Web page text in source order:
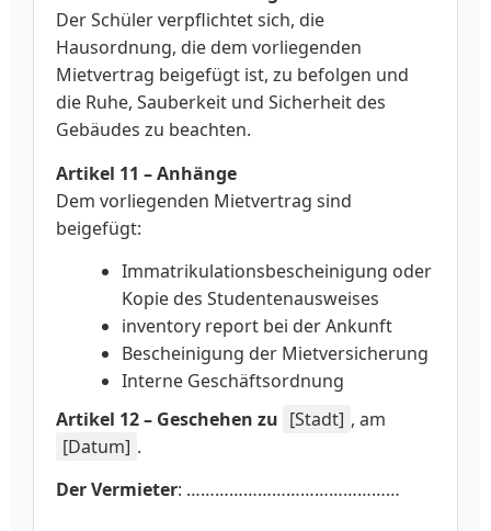
Der Schüler verpflichtet sich, die
Hausordnung, die dem vorliegenden
Mietvertrag beigefügt ist, zu befolgen und
die Ruhe, Sauberkeit und Sicherheit des
Gebäudes zu beachten.
Artikel 11 – Anhänge
Dem vorliegenden Mietvertrag sind
beigefügt:
Immatrikulationsbescheinigung oder
Kopie des Studentenausweises
inventory report bei der Ankunft
Bescheinigung der Mietversicherung
Interne Geschäftsordnung
Artikel 12 – Geschehen zu [Stadt] , am
[Datum] .
Der Vermieter: ………………………………………